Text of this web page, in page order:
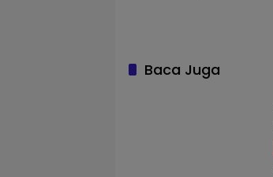
Baca Juga